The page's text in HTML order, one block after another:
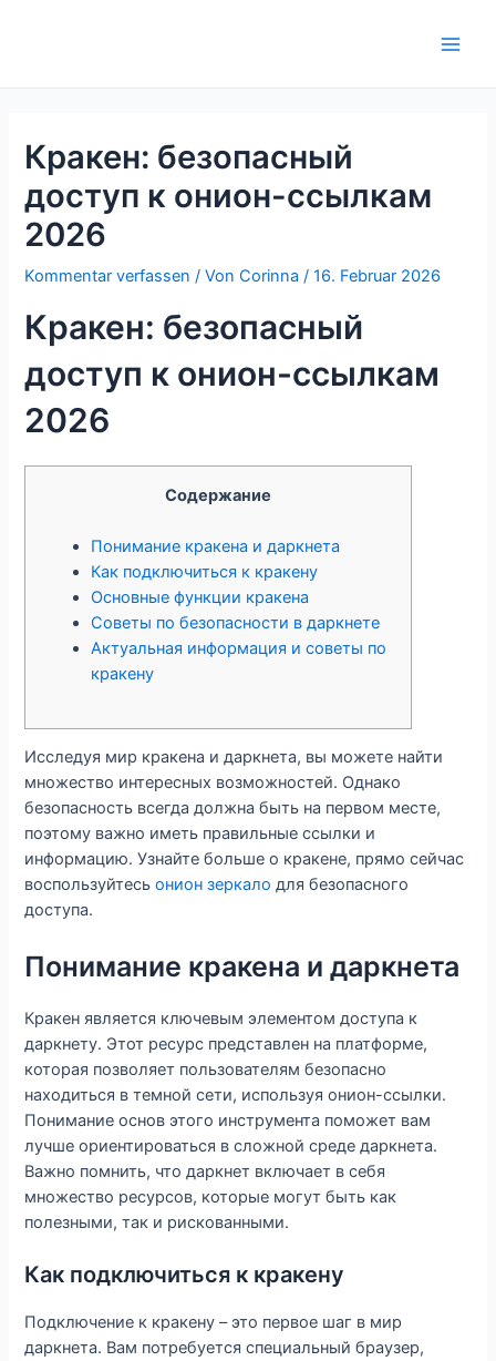
Кракен: безопасный
доступ к онион-ссылкам
2026
Kommentar verfassen / VonCorinna/16. Februar 2026
Кракен: безопасный
доступ к онион-ссылкам
2026
Содержание
Понимание кракена и даркнета
Как подключиться к кракену
Основные функции кракена
Советы по безопасности в даркнете
Актуальная информация и советы по
кракену
Исследуя мир кракена и даркнета, вы можете найти
множество интересных возможностей. Однако
безопасность всегда должна быть на первом месте,
поэтому важно иметь правильные ссылки и
информацию. Узнайте больше о кракене, прямо сейчас
воспользуйтесьонион зеркало для безопасного
доступа.
Понимание кракена и даркнета
Кракен является ключевым элементом доступа к
даркнету. Этот ресурс представлен на платформе,
которая позволяет пользователям безопасно
находиться в темной сети, используя онион-ссылки.
Понимание основ этого инструмента поможет вам
лучше ориентироваться в сложной среде даркнета.
Важно помнить, что даркнет включает в себя
множество ресурсов, которые могут быть как
полезными, так и рискованными.
Как подключиться к кракену
Подключение к кракену – это первое шаг в мир
даркнета. Вам потребуется специальный браузер,